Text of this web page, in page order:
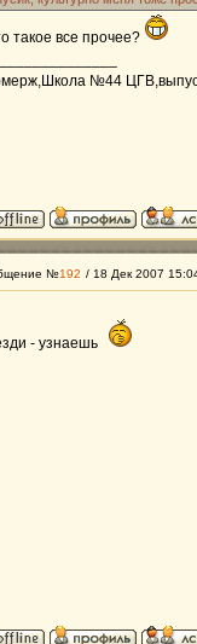
такое все прочее?
№44
№192 / 18 Дек 2007
- узнаешь